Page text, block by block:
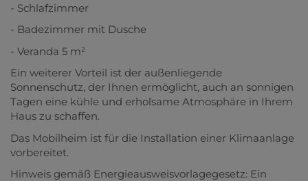
- Schlafzimmer
- Badezimmer mit Dusche
- Veranda 5 m²
Ein weiterer Vorteil ist der außenliegende
Sonnenschutz, der Ihnen ermöglicht, auch an sonnigen
Tagen eine kühle und erholsame Atmosphäre in Ihrem
Haus zu schaffen.
Das Mobilheim ist für die Installation einer Klimaanlage
vorbereitet.
Hinweis gemäß Energieausweisvorlagegesetz: Ein